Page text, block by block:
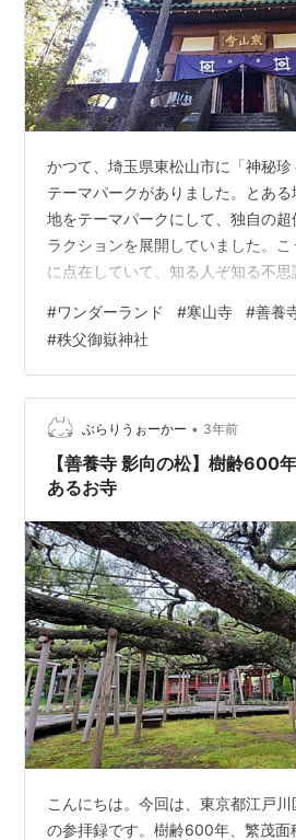
かつて、埼玉県東松山市に「神秘
テーマパークがありました。とあ
地をテーマパークにして、独自の超
ラクションを展開していました。
に点在していて、知る人ぞ知る不思
は地域住民の強い意志とセンスが境
面を見ることがあります。今回は、
ば、どんな理想にも辿り着けるこ
をご紹介します。 ③ 寒山寺（青梅
人気スポット「清流ガーデン 澤乃
清酒「澤乃井」で有名な小澤酒造
#ワンダーランド #寒山寺 #善養
#秩父御嶽神社
ぶらりうぉーかー • 3年前
【善養寺 影向の松】樹齢600
あるお寺
こんにちは。今回は、東京都江戸川
の参拝録です。樹齢600年、繁茂面